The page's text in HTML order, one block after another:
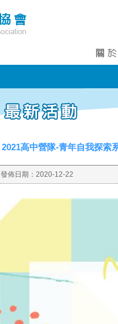
2021高中營隊-青年自我探索
發佈日期： 2020-12-22